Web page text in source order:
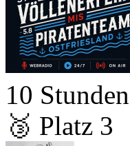
10 Stunden
🥉 Platz 3